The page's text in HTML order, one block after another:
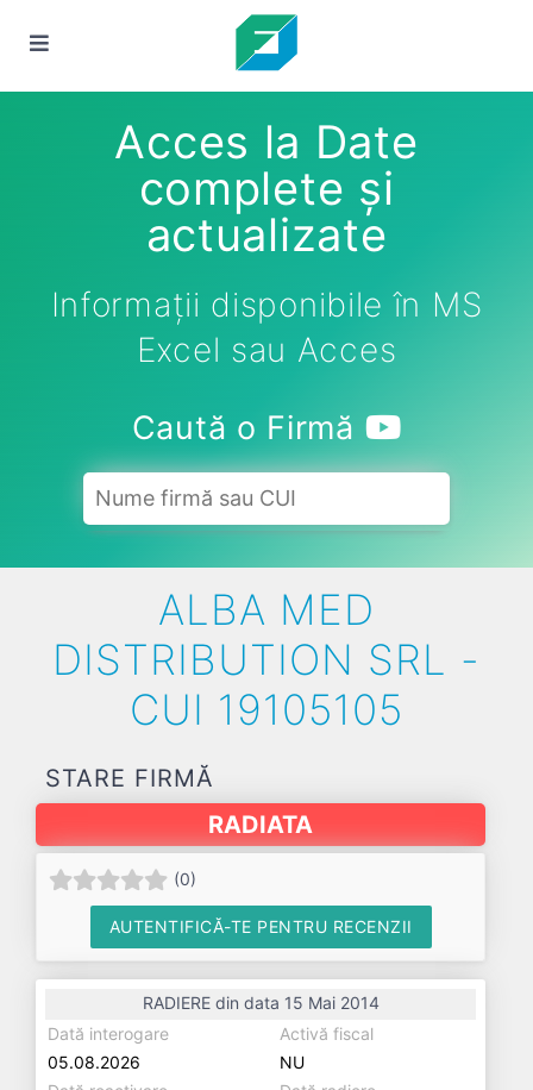
Acces la Date
complete și
actualizate
Informații disponibile în MS
Excel sau Acces
Caută o Firmă
ALBA MED
DISTRIBUTION SRL -
CUI 19105105
STARE FIRMĂ
RADIATA
(0)
AUTENTIFICĂ-TE PENTRU RECENZII
RADIERE din data 15 Mai 2014
Dată interogare
05.08.2026
Activă fiscal
NU